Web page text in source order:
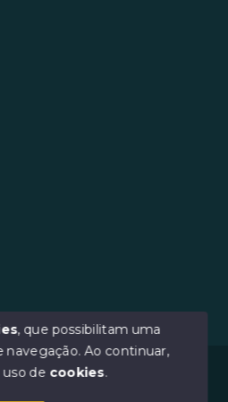
Imóveis - Todos os direitos
, que possibilitam uma
navegação.Ao continuar,
de cookies.